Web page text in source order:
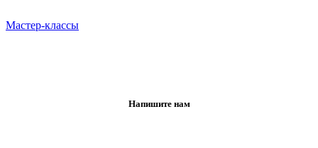
Мастер-классы
Напишите нам